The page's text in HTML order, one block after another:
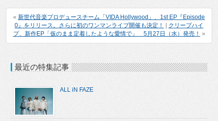
« 新世代音楽プロデュースチーム「VIDA Hollywood」、1st EP『Episode
0』をリリース。さらに初のワンマンライブ開催も決定！
クリープハイ
プ、新作EP「仮のまま定着したような愛情で」 5月27日（水）発売！ »
最近の特集記事
ALL iN FAZE